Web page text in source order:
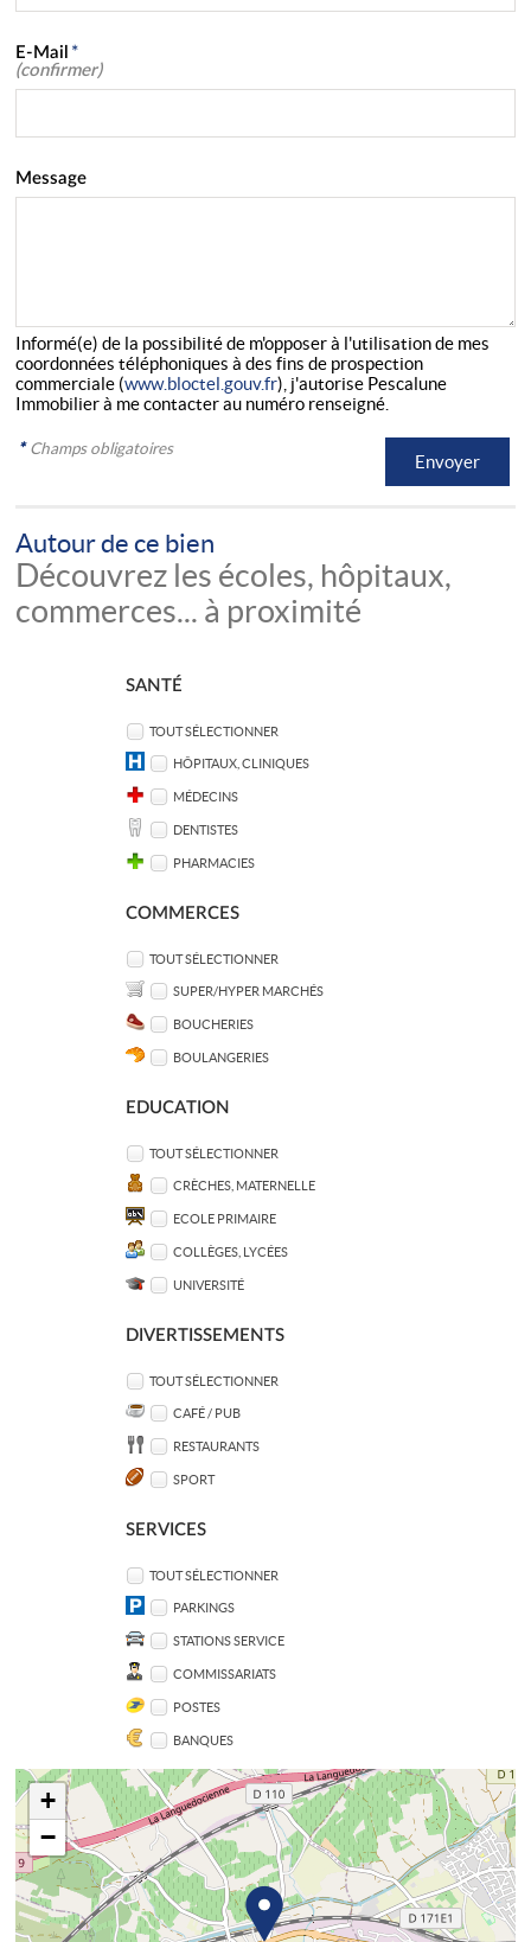
E-Mail *
(confirmer)
Message
Informé(e) de la possibilité de m'opposer à l'utilisation de mes
coordonnées téléphoniques à des fins de prospection
commerciale (www.bloctel.gouv.fr), j'autorise Pescalune
Immobilier à me contacter au numéro renseigné.
* Champs obligatoires
Autour de ce bien
Découvrez les écoles, hôpitaux,
commerces... à proximité
SANTÉ
TOUT SÉLECTIONNER
HÔPITAUX, CLINIQUES
MÉDECINS
DENTISTES
PHARMACIES
COMMERCES
TOUT SÉLECTIONNER
SUPER/HYPER MARCHÉS
BOUCHERIES
BOULANGERIES
EDUCATION
TOUT SÉLECTIONNER
CRÈCHES, MATERNELLE
ECOLE PRIMAIRE
COLLÈGES, LYCÉES
UNIVERSITÉ
DIVERTISSEMENTS
TOUT SÉLECTIONNER
CAFÉ / PUB
RESTAURANTS
SPORT
SERVICES
TOUT SÉLECTIONNER
PARKINGS
STATIONS SERVICE
COMMISSARIATS
POSTES
BANQUES
+
−